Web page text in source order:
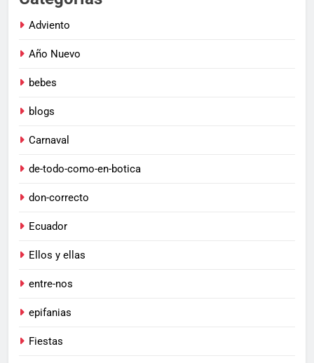
Adviento
Año Nuevo
bebes
blogs
Carnaval
de-todo-como-en-botica
don-correcto
Ecuador
Ellos y ellas
entre-nos
epifanias
Fiestas